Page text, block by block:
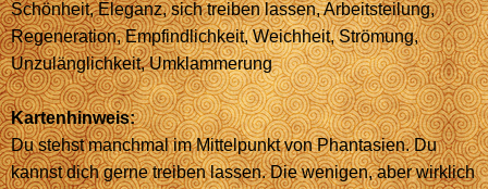
Schönheit, Eleganz, sich treiben lassen, Arbeitsteilung,
Regeneration, Empfindlichkeit, Weichheit, Strömung,
Unzulänglichkeit, Umklammerung
Kartenhinweis:
Du stehst manchmal im Mittelpunkt von Phantasien. Du
kannst dich gerne treiben lassen. Die wenigen, aber wirklich